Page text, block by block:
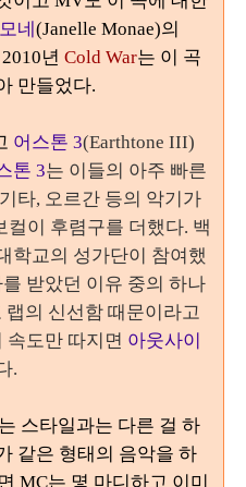
네(Janelle Monae)의
년 Cold War는 이 곡
만들었다.
어스톤 3(Earthtone III)
톤 3는 이들의 아주 빠른
기타, 오르간 등의 악기가
컬이 후렴구를 더했다. 백
학교의 성가단이 참여했
받았던 이유 중의 하나
랩의 신선함 때문이라고
속도만 따지면 아웃사이
.
스타일과는 다른 걸 하
같은 형태의 음악을 하
MC는 몇 마디하고 이미